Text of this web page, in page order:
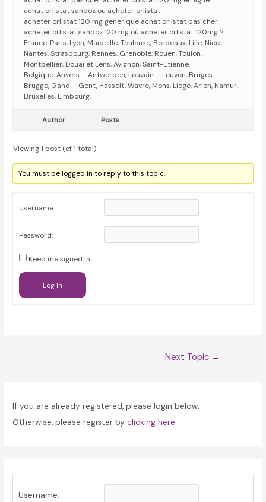
achat orlistat sandoz ou acheter orlistat
acheter orlistat 120 mg generique achat orlistat pas cher
acheter orlistat sandoz 120 mg où acheter orlistat 120mg ?
France: Paris, Lyon, Marseille, Toulouse, Bordeaux, Lille, Nice,
Nantes, Strasbourg, Rennes, Grenoble, Rouen, Toulon,
Montpellier, Douai et Lens, Avignon, Saint-Etienne.
Belgique: Anvers – Antwerpen, Louvain – Leuven, Bruges –
Brugge, Gand – Gent, Hasselt, Wavre, Mons, Liege, Arlon, Namur,
Bruxelles, Limbourg.
Author Posts
Viewing 1 post (of 1 total)
You must be logged in to reply to this topic.
Username:
Password:
Keep me signed in
Log In
Next Topic →
If you are already registered, please login below.
Otherwise, please register byclicking here
Username: